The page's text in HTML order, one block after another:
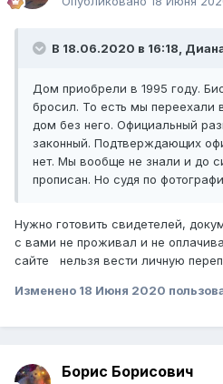
нервы мамы никто не хочет
вопросы:
биоотца пока он жив?
Можно ли узнать каким
территории другой страны?
Буду признательна за советы!
В 18.06.2020 в 16:18,
Дом приобрели в 1995 году.
бросил. То есть мы переехали
дом без него. Официальный
законный. Подтверждающих
нет. Мы вообще не знали и до
прописан. Но судя по
Нужно готовить свидетелей,
с вами не проживал и не
сайте нельзя вести личную
Изменено 18 Июня 2020
Борис Борисович